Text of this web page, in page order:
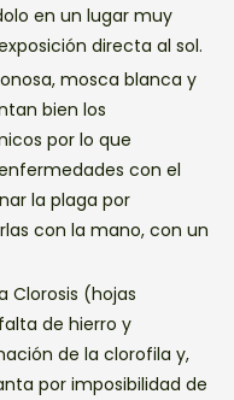
en un lugar muy
directa al sol.
mosca blanca y
bien los
por lo que
con el
la plaga por
con la mano, con un
Clorosis (hojas
de hierro y
de la clorofila y,
por imposibilidad de